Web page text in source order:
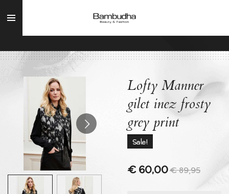
direct
hoofdinhoud
Lofty Manner
gilet inez frosty
grey print
Sale!
€ 60,00€ 89,95